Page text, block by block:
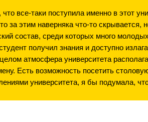
что все-таки поступила именно в этот
за этим наверняка что-то
состав, среди которых много
получил знания и доступно
атмосфера университета
Есть возможность посетить
университета, я бы подумала,